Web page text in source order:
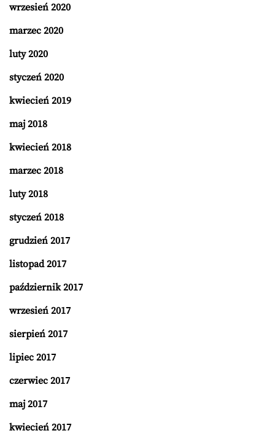
wrzesień 2020
marzec 2020
luty 2020
styczeń 2020
kwiecień 2019
maj 2018
kwiecień 2018
marzec 2018
luty 2018
styczeń 2018
grudzień 2017
listopad 2017
październik 2017
wrzesień 2017
sierpień 2017
lipiec 2017
czerwiec 2017
maj 2017
kwiecień 2017